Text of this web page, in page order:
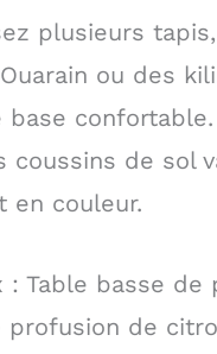
plusieurs
ou des
base
coussins de sol
en couleur.
: Table basse de
profusion de